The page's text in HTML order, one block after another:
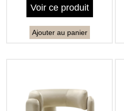
Voir ce produit
Ajouter au panier